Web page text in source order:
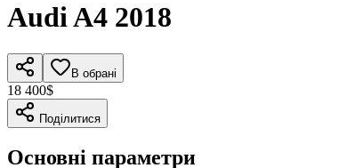
AudiA4 2018
В обрані
18 400$
Поділитися
Основні параметри